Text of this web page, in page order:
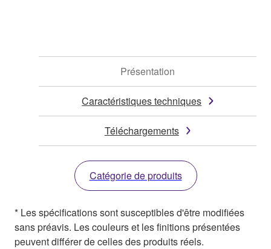
Présentation
Caractéristiques techniques
Téléchargements
Catégorie de produits
* Les spécifications sont susceptibles d'être modifiées
sans préavis. Les couleurs et les finitions présentées
peuvent différer de celles des produits réels.